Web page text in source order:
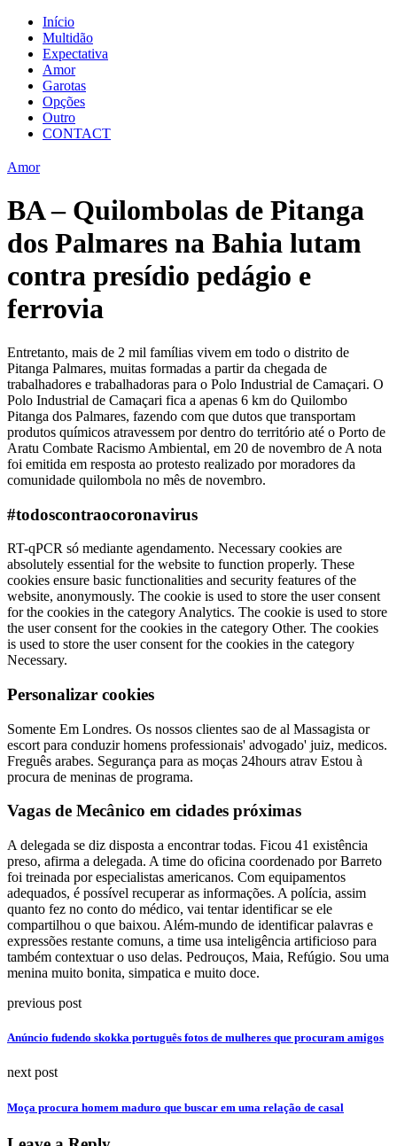
Início
Multidão
Expectativa
Amor
Garotas
Opções
Outro
CONTACT
Amor
BA – Quilombolas de Pitanga
dos Palmares na Bahia lutam
contra presídio pedágio e
ferrovia
Entretanto, mais de 2 mil famílias vivem em todo o distrito de
Pitanga Palmares, muitas formadas a partir da chegada de
trabalhadores e trabalhadoras para o Polo Industrial de Camaçari. O
Polo Industrial de Camaçari fica a apenas 6 km do Quilombo
Pitanga dos Palmares, fazendo com que dutos que transportam
produtos químicos atravessem por dentro do território até o Porto de
Aratu Combate Racismo Ambiental, em 20 de novembro de A nota
foi emitida em resposta ao protesto realizado por moradores da
comunidade quilombola no mês de novembro.
#todoscontraocoronavirus
RT-qPCR só mediante agendamento. Necessary cookies are
absolutely essential for the website to function properly. These
cookies ensure basic functionalities and security features of the
website, anonymously. The cookie is used to store the user consent
for the cookies in the category Analytics. The cookie is used to store
the user consent for the cookies in the category Other. The cookies
is used to store the user consent for the cookies in the category
Necessary.
Personalizar cookies
Somente Em Londres. Os nossos clientes sao de al Massagista or
escort para conduzir homens professionais' advogado' juiz, medicos.
Freguês arabes. Segurança para as moças 24hours atrav Estou à
procura de meninas de programa.
Vagas de Mecânico em cidades próximas
A delegada se diz disposta a encontrar todas. Ficou 41 existência
preso, afirma a delegada. A time do oficina coordenado por Barreto
foi treinada por especialistas americanos. Com equipamentos
adequados, é possível recuperar as informações. A polícia, assim
quanto fez no conto do médico, vai tentar identificar se ele
compartilhou o que baixou. Além-mundo de identificar palavras e
expressões restante comuns, a time usa inteligência artificioso para
também contextuar o uso delas. Pedrouços, Maia, Refúgio. Sou uma
menina muito bonita, simpatica e muito doce.
previous post
Anúncio fudendo skokka português fotos de mulheres que procuram amigos
next post
Moça procura homem maduro que buscar em uma relação de casal